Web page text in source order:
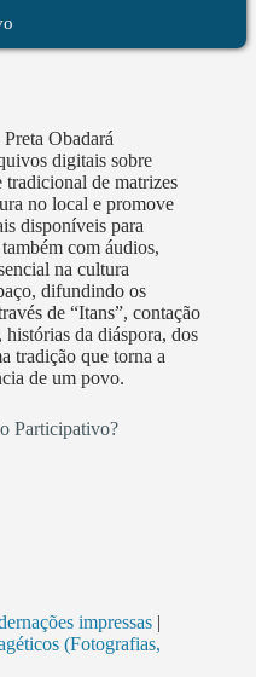
Obadará
digitais sobre
tradicional de matrizes
no local e promove
disponíveis para
com áudios,
na cultura
difundindo os
de “Itans”, contação
da diáspora, dos
tradição que torna a
de um povo.
Participativo?
impressas |
(Fotografias,